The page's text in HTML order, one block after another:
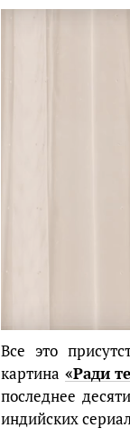
Все это
картина «Ради
последнее
индийских